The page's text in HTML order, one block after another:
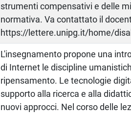
strumenti compensativi e delle
normativa. Va contattato il
https://lettere.unipg.it/home/
L'insegnamento propone una
di Internet le discipline
ripensamento. Le tecnologie
supporto alla ricerca e alla
nuovi approcci. Nel corso delle